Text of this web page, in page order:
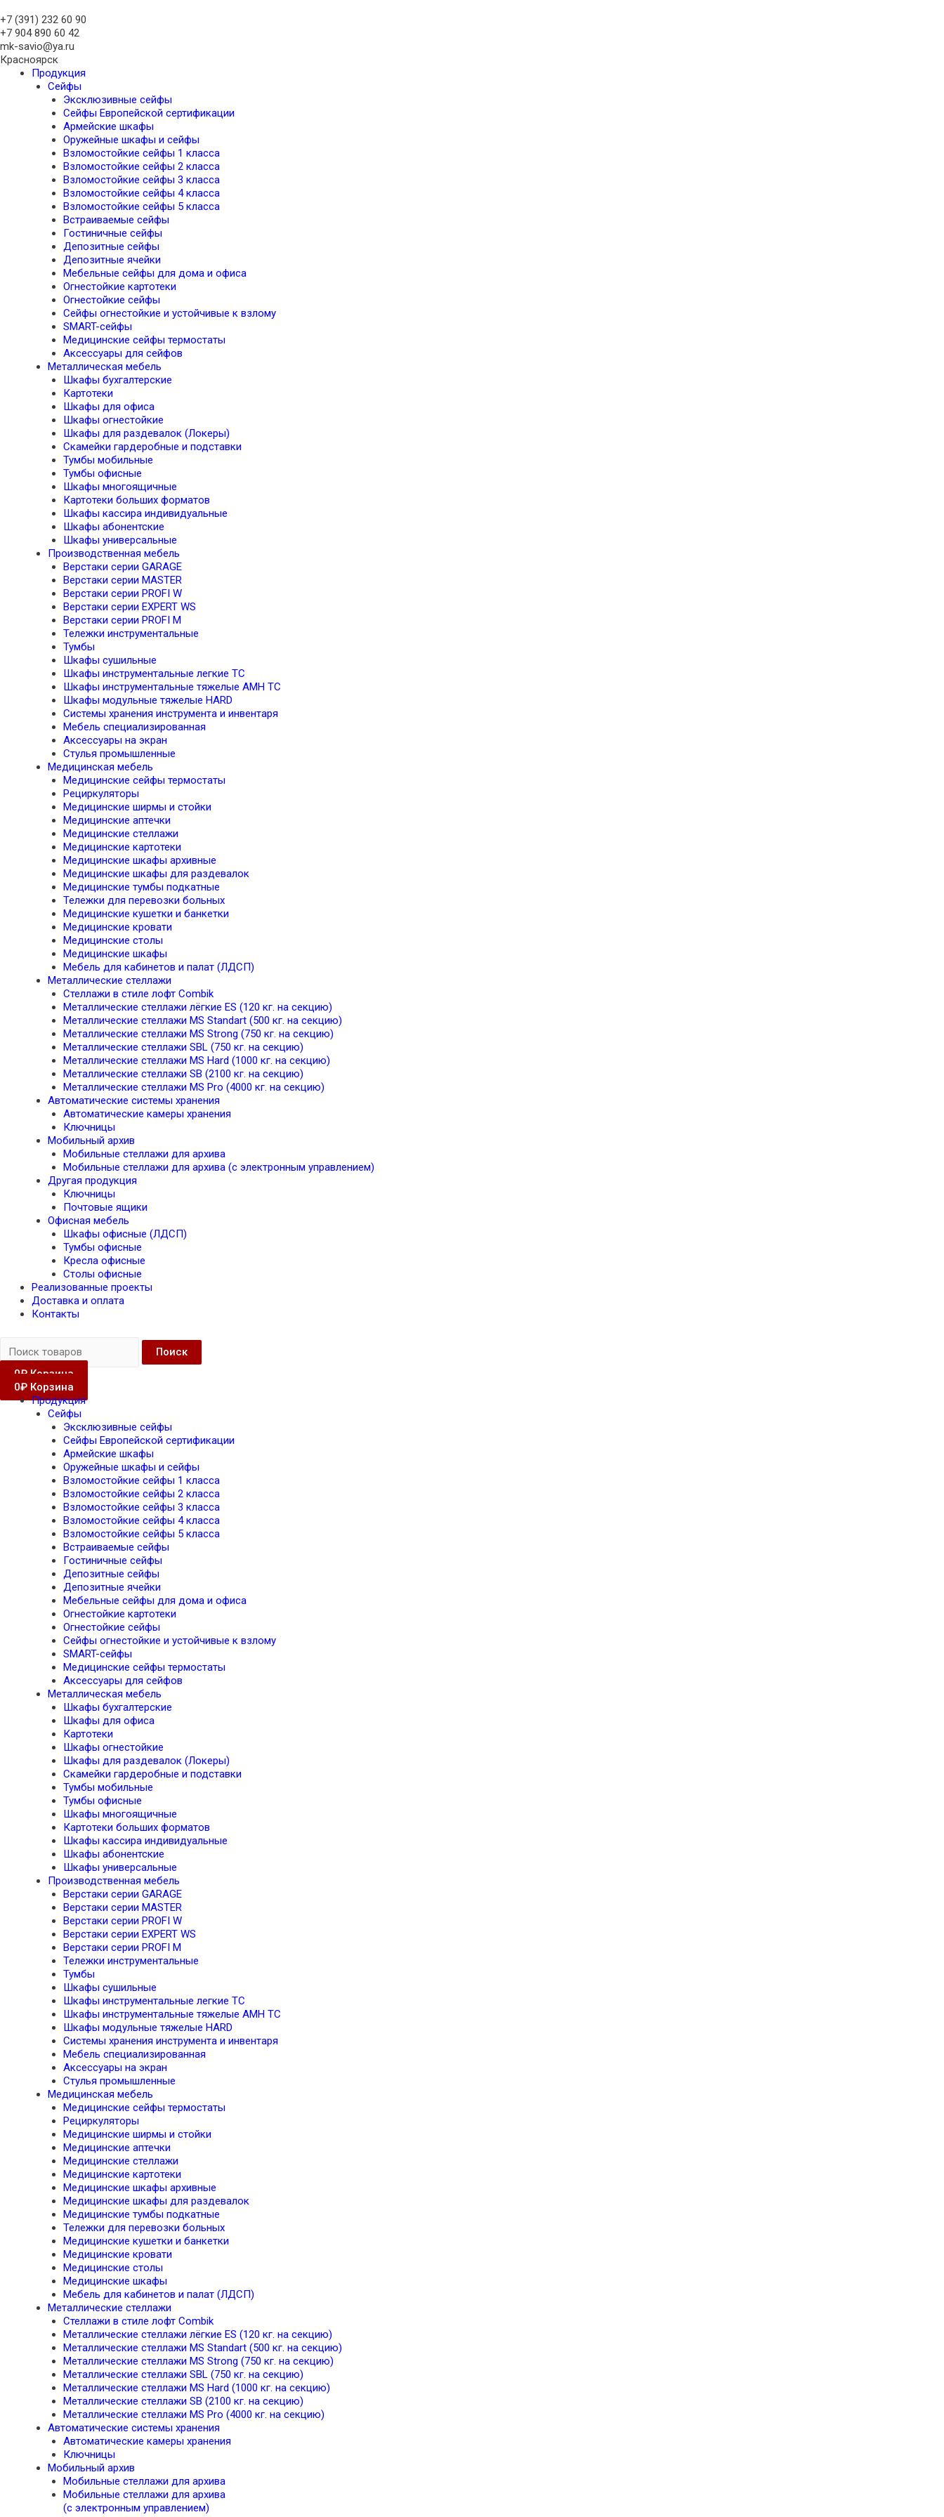
+7 (391) 232 60 90
+7 904 890 60 42
mk-savio@ya.ru
Красноярск
Продукция
Сейфы
Эксклюзивные сейфы
Сейфы Европейской сертификации
Армейские шкафы
Оружейные шкафы и сейфы
Взломостойкие сейфы 1 класса
Взломостойкие сейфы 2 класса
Взломостойкие сейфы 3 класса
Взломостойкие сейфы 4 класса
Взломостойкие сейфы 5 класса
Встраиваемые сейфы
Гостиничные сейфы
Депозитные сейфы
Депозитные ячейки
Мебельные сейфы для дома и офиса
Огнестойкие картотеки
Огнестойкие сейфы
Сейфы огнестойкие и устойчивые к взлому
SMART-сейфы
Медицинские сейфы термостаты
Аксессуары для сейфов
Металлическая мебель
Шкафы бухгалтерские
Картотеки
Шкафы для офиса
Шкафы огнестойкие
Шкафы для раздевалок (Локеры)
Скамейки гардеробные и подставки
Тумбы мобильные
Тумбы офисные
Шкафы многоящичные
Картотеки больших форматов
Шкафы кассира индивидуальные
Шкафы абонентские
Шкафы универсальные
Производственная мебель
Верстаки серии GARAGE
Верстаки серии MASTER
Верстаки серии PROFI W
Верстаки серии EXPERT WS
Верстаки серии PROFI M
Тележки инструментальные
Тумбы
Шкафы сушильные
Шкафы инструментальные легкие TC
Шкафы инструментальные тяжелые AMH TC
Шкафы модульные тяжелые HARD
Системы хранения инструмента и инвентаря
Мебель специализированная
Аксессуары на экран
Стулья промышленные
Медицинская мебель
Медицинские сейфы термостаты
Рециркуляторы
Медицинские ширмы и стойки
Медицинские аптечки
Медицинские стеллажи
Медицинские картотеки
Медицинские шкафы архивные
Медицинские шкафы для раздевалок
Медицинские тумбы подкатные
Тележки для перевозки больных
Медицинские кушетки и банкетки
Медицинские кровати
Медицинские столы
Медицинские шкафы
Мебель для кабинетов и палат (ЛДСП)
Металлические стеллажи
Стеллажи в стиле лофт Combik
Металлические стеллажи лёгкие ES (120 кг. на секцию)
Металлические стеллажи MS Standart (500 кг. на секцию)
Металлические стеллажи MS Strong (750 кг. на секцию)
Металлические стеллажи SBL (750 кг. на секцию)
Металлические стеллажи MS Hard (1000 кг. на секцию)
Металлические стеллажи SB (2100 кг. на секцию)
Металлические стеллажи MS Pro (4000 кг. на секцию)
Автоматические системы хранения
Автоматические камеры хранения
Ключницы
Мобильный архив
Мобильные стеллажи для архива
Мобильные стеллажи для архива (с электронным управлением)
Другая продукция
Ключницы
Почтовые ящики
Офисная мебель
Шкафы офисные (ЛДСП)
Тумбы офисные
Кресла офисные
Столы офисные
Реализованные проекты
Доставка и оплата
Контакты
Поиск
0₽ Корзина
0₽ Корзина
Продукция
Сейфы
Эксклюзивные сейфы
Сейфы Европейской сертификации
Армейские шкафы
Оружейные шкафы и сейфы
Взломостойкие сейфы 1 класса
Взломостойкие сейфы 2 класса
Взломостойкие сейфы 3 класса
Взломостойкие сейфы 4 класса
Взломостойкие сейфы 5 класса
Встраиваемые сейфы
Гостиничные сейфы
Депозитные сейфы
Депозитные ячейки
Мебельные сейфы для дома и офиса
Огнестойкие картотеки
Огнестойкие сейфы
Сейфы огнестойкие и устойчивые к взлому
SMART-сейфы
Медицинские сейфы термостаты
Аксессуары для сейфов
Металлическая мебель
Шкафы бухгалтерские
Шкафы для офиса
Картотеки
Шкафы огнестойкие
Шкафы для раздевалок (Локеры)
Скамейки гардеробные и подставки
Тумбы мобильные
Тумбы офисные
Шкафы многоящичные
Картотеки больших форматов
Шкафы кассира индивидуальные
Шкафы абонентские
Шкафы универсальные
Производственная мебель
Верстаки серии GARAGE
Верстаки серии MASTER
Верстаки серии PROFI W
Верстаки серии EXPERT WS
Верстаки серии PROFI M
Тележки инструментальные
Тумбы
Шкафы сушильные
Шкафы инструментальные легкие TC
Шкафы инструментальные тяжелые AMH TC
Шкафы модульные тяжелые HARD
Системы хранения инструмента и инвентаря
Мебель специализированная
Аксессуары на экран
Стулья промышленные
Медицинская мебель
Медицинские сейфы термостаты
Рециркуляторы
Медицинские ширмы и стойки
Медицинские аптечки
Медицинские стеллажи
Медицинские картотеки
Медицинские шкафы архивные
Медицинские шкафы для раздевалок
Медицинские тумбы подкатные
Тележки для перевозки больных
Медицинские кушетки и банкетки
Медицинские кровати
Медицинские столы
Медицинские шкафы
Мебель для кабинетов и палат (ЛДСП)
Металлические стеллажи
Стеллажи в стиле лофт Combik
Металлические стеллажи лёгкие ES (120 кг. на секцию)
Металлические стеллажи MS Standart (500 кг. на секцию)
Металлические стеллажи MS Strong (750 кг. на секцию)
Металлические стеллажи SBL (750 кг. на секцию)
Металлические стеллажи MS Hard (1000 кг. на секцию)
Металлические стеллажи SB (2100 кг. на секцию)
Металлические стеллажи MS Pro (4000 кг. на секцию)
Автоматические системы хранения
Автоматические камеры хранения
Ключницы
Мобильный архив
Мобильные стеллажи для архива
Мобильные стеллажи для архива
(с электронным управлением)